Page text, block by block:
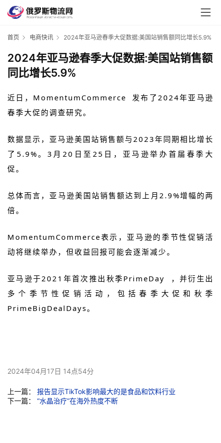
首页 电商快讯 2024年亚马逊春季大促数据:美国站销售额同比增长5.9%
2024年亚马逊春季大促数据:美国站销售额
同比增长5.9%
近日， MomentumCommerce
发布了2024年亚马逊
春季大促的调查研究。
数据显示，亚马逊美国站销售额与2023年同期相比增长
了5.9%。3月20日至25日，亚马逊举办首届春季大
促。
总体而言，亚马逊美国站销售额达到上月2.9%增幅的两
倍。
MomentumCommerce表示，亚马逊的季节性促销活
动将继续举办，但收益回报可能会逐渐减少。
亚马逊于2021年首次推出秋季PrimeDay
，并衍生出
多个季节性促销活动，包括春季大促和秋季
PrimeBigDealDays。
2024年04月17日 14点54分
上一篇： 报告显示TikTok影响最大的是食品和饮料行业
下一篇： “水晶治疗”在海外热度不断